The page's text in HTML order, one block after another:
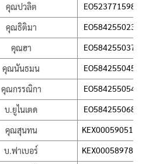
คุณปวลิต
คุณธิติมา
คุณฮา
คุณนันธมน
คุณกรรณิกา
บ.ยูไนเตด
คุณสุนทน
บ.ฟาเบอร์